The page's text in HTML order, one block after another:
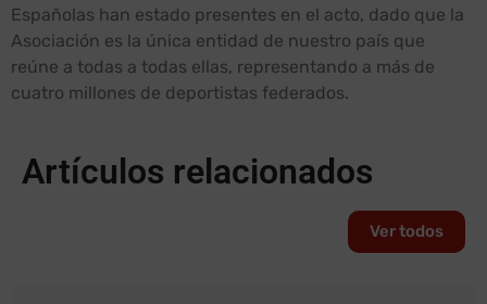
Españolas han estado presentes en el acto, dado que la
Asociación es la única entidad de nuestro país que
reúne a todas a todas ellas, representando a más de
cuatro millones de deportistas federados.
Artículos relacionados
Ver todos